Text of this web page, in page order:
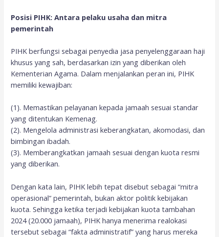
Posisi PIHK: Antara pelaku usaha dan mitra
pemerintah
PIHK berfungsi sebagai penyedia jasa penyelenggaraan haji
khusus yang sah, berdasarkan izin yang diberikan oleh
Kementerian Agama. Dalam menjalankan peran ini, PIHK
memiliki kewajiban:
(1). Memastikan pelayanan kepada jamaah sesuai standar
yang ditentukan Kemenag.
(2). Mengelola administrasi keberangkatan, akomodasi, dan
bimbingan ibadah.
(3). Memberangkatkan jamaah sesuai dengan kuota resmi
yang diberikan.
Dengan kata lain, PIHK lebih tepat disebut sebagai “mitra
operasional” pemerintah, bukan aktor politik kebijakan
kuota. Sehingga ketika terjadi kebijakan kuota tambahan
2024 (20.000 jamaah), PIHK hanya menerima realokasi
tersebut sebagai “fakta administratif” yang harus mereka